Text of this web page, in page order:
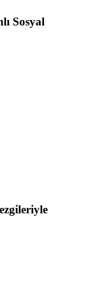
Sosyal